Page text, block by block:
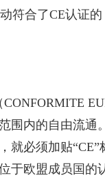
符合了CE认证
内的自由流通
必须加贴
欧盟成员国的